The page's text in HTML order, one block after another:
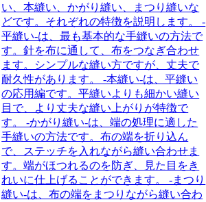
い、本縫い、かがり縫い、まつり縫いな
どです。それぞれの特徴を説明します。 -
平縫い-は、最も基本的な手縫いの方法で
す。針を布に通して、布をつなぎ合わせ
ます。シンプルな縫い方ですが、丈夫で
耐久性があります。 -本縫い-は、平縫い
の応用編です。平縫いよりも細かい縫い
目で、より丈夫な縫い上がりが特徴で
す。 -かがり縫い-は、端の処理に適した
手縫いの方法です。布の端を折り込ん
で、ステッチを入れながら縫い合わせま
す。端がほつれるのを防ぎ、見た目をき
れいに仕上げることができます。 -まつり
縫い-は、布の端をまつりながら縫い合わ